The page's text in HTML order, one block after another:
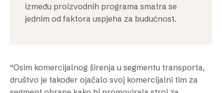
između proizvodnih programa smatra se
jednim od faktora uspjeha za budućnost.
“Osim komercijalnog širenja u segmentu transporta,
društvo je također ojačalo svoj komercijalni tim za